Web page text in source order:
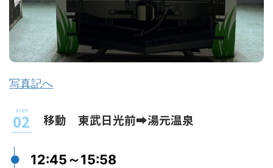
写真記へ
移動 東武日光前➡湯元温泉
12:45～15:58